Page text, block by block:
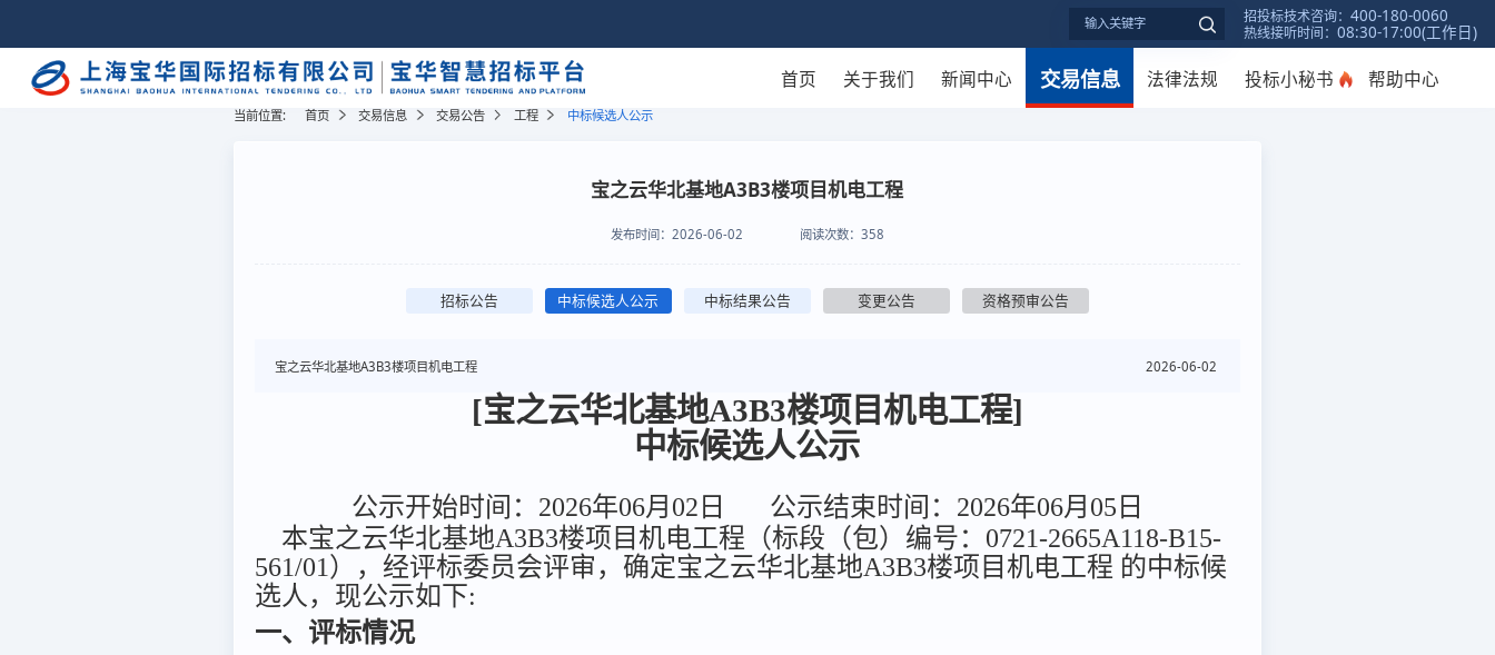
招投标技术咨询：400-180-0060
热线接听时间：08:30-17:00(工作日)
首页 关于我们 新闻中心 交易信息 法律法规 投标小秘书 帮助中心
当前位置: 首页 交易信息 交易公告 工程 中标候选人公示
宝之云华北基地A3B3楼项目机电工程
发布时间： 2026-06-02 阅读次数：358
招标公告 中标候选人公示 中标结果公告 变更公告 资格预审公告
2026-06-02
宝之云华北基地A3B3楼项目机电工程
[宝之云华北基地A3B3楼项目机电工程]
中标候选人公示
公示开始时间：2026年06月02日
公示结束时间：2026年06月05日
本宝之云华北基地A3B3楼项目机电工程（标段（包）编号：0721-2665A118-B15-
561/01），经评标委员会评审，确定宝之云华北基地A3B3楼项目机电工程 的中标候
选人，现公示如下:
一、评标情况